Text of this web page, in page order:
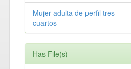
Mujer adulta de perfil tres
cuartos
Has File(s)